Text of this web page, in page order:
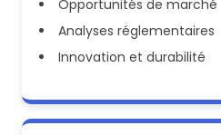
Opportunités de marché
Analyses réglementaires
Innovation et durabilité